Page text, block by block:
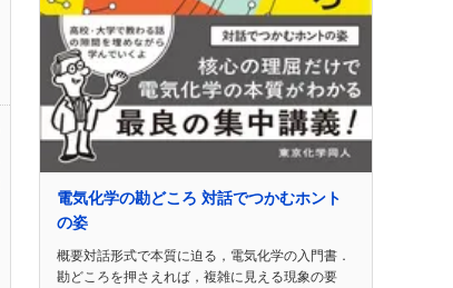
電気化学の勘どころ 対話でつかむホント
の姿
概要対話形式で本質に迫る，電気化学の入門書．
勘どころを押さえれば，複雑に見える現象の要